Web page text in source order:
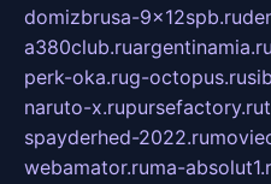
domizbrusa-9x12spb.ru
a380club.ruargentinamia.ru
perk-oka.rug-octopus.ru
naruto-x.rupursefactory.ru
spayderhed-2022.ru
webamator.ruma-